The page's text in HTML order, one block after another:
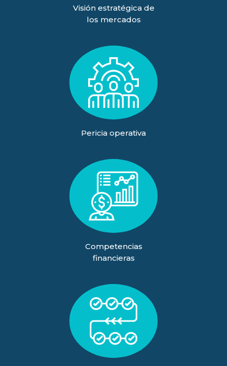
Visión estratégica de
los mercados
Pericia operativa
Competencias
financieras